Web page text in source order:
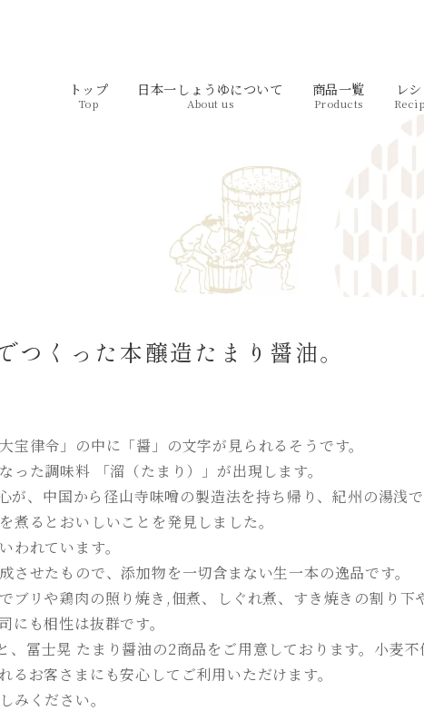
トップ
Top
日本一しょうゆについて
About us
商品一覧
Products
レ
つくった本醸造たまり醤油。
宝律令」の中に「醤」の文字が見られるそうです。
った調味料 「溜（たまり）」が出現します。
が、中国から径山寺味噌の製造法を持ち帰り、紀州の湯浅
煮るとおいしいことを発見しました。
われています。
させたもので、添加物を一切含まない生一本の逸品です。
ブリや鶏肉の照り焼き,佃煮、しぐれ煮、すき焼きの割り下
にも相性は抜群です。
冨士晃 たまり醤油の2商品をご用意しております。小麦不
るお客さまにも安心してご利用いただけます。
みください。